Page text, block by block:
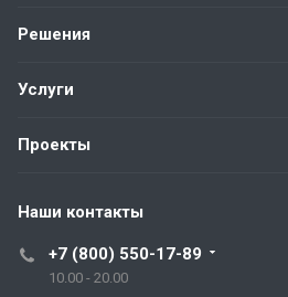
Решения
Услуги
Проекты
Наши контакты
+7 (800) 550-17-89
10.00 - 20.00